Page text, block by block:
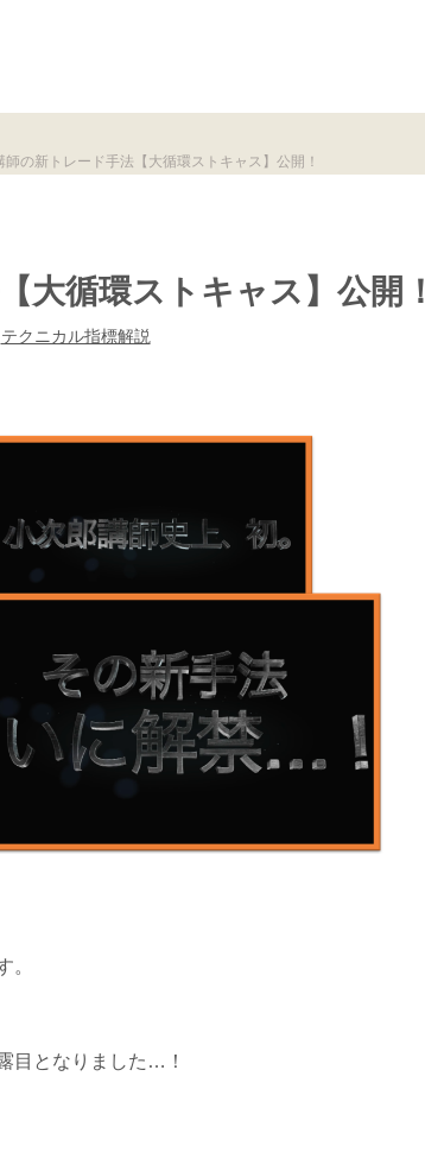
の新トレード手法【大循環ストキャス】公開！
大循環ストキャス】公開！
テクニカル指標解説
。
目となりました…！